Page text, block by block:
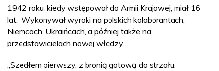
1942 roku, kiedy wstępował do Armii Krajowej, miał 16
lat. Wykonywał wyroki na polskich kolaborantach,
Niemcach, Ukraińcach, a później także na
przedstawicielach nowej władzy.
„Szedłem pierwszy, z bronią gotową do strzału.